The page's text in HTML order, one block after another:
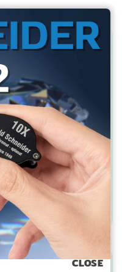
พิ่มเติม
น จำกัด
วงพลับพลา
.10310
095-3716866
า CLOSE